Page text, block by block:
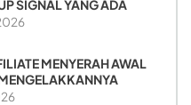
SIGNAL YANG ADA
MENYERAH AWAL